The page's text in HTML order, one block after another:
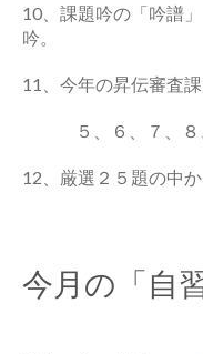
10、課題吟の「吟譜
吟。
11、今年の昇伝審査
５、６、７、８、
12、厳選２５題の中
今月の「自